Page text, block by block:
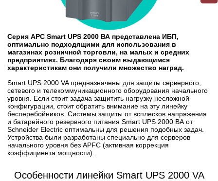
Серия APC Smart UPS 2000 ВА представлена ИБП,
оптимально подходящими для использования в
магазинах розничной торговли, на малых и средних
предприятиях. Благодаря своим выдающимся
характеристикам они получили множество наград.
Smart UPS 2000 VA предназначены для защиты серверного,
сетевого и телекоммуникационного оборудования начального
уровня. Если стоит задача защитить нагрузку несложной
конфигурации, стоит обратить внимание на эту линейку
бесперебойников. Системы защиты от всплесков напряжения
и батарейного резервного питания Smart UPS 2000 ВА от
Schneider Electric оптимальны для решения подобных задач.
Устройства были разработаны специально для серверов
начального уровня без APFC (активная коррекция
коэффициента мощности).
Особенности линейки Smart UPS 2000 VA